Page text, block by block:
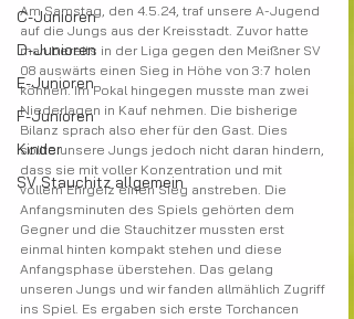
C-Junioren
D-Junioren
E-Junioren
F-Junioren
Kinder
SV Stauchitz allgemein
Am Samstag, den 4.5.24, traf unsere A-Jugend
auf die Jungs aus der Kreisstadt. Zuvor hatte
man bereits in der Liga gegen den Meißner SV
08 auswärts einen Sieg in Höhe von 3:7 holen
können. Im Pokal hingegen musste man zwei
Niederlagen in Kauf nehmen. Die bisherige
Bilanz sprach also eher für den Gast. Dies
sollte unsere Jungs jedoch nicht daran hindern,
dass sie mit voller Konzentration und mit
vollem Ehrgeiz einen Sieg anstreben. Die
Anfangsminuten des Spiels gehörten dem
Gegner und die Stauchitzer mussten erst
einmal hinten kompakt stehen und diese
Anfangsphase überstehen. Das gelang
unseren Jungs und wir fanden allmählich Zugriff
ins Spiel. Es ergaben sich erste Torchancen